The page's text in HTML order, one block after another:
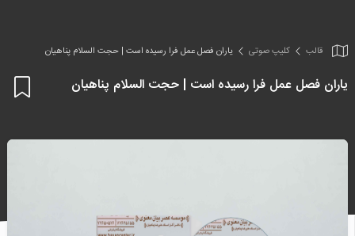
قالب کلیپ صوتی یاران فصل عمل فرا رسیده است | حجت السلام پناهیان
یاران فصل عمل فرا رسیده است | حجت السلام پناهیان